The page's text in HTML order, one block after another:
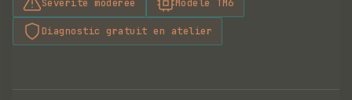
Sévérité modérée Modèle TM6
Diagnostic gratuit en atelier